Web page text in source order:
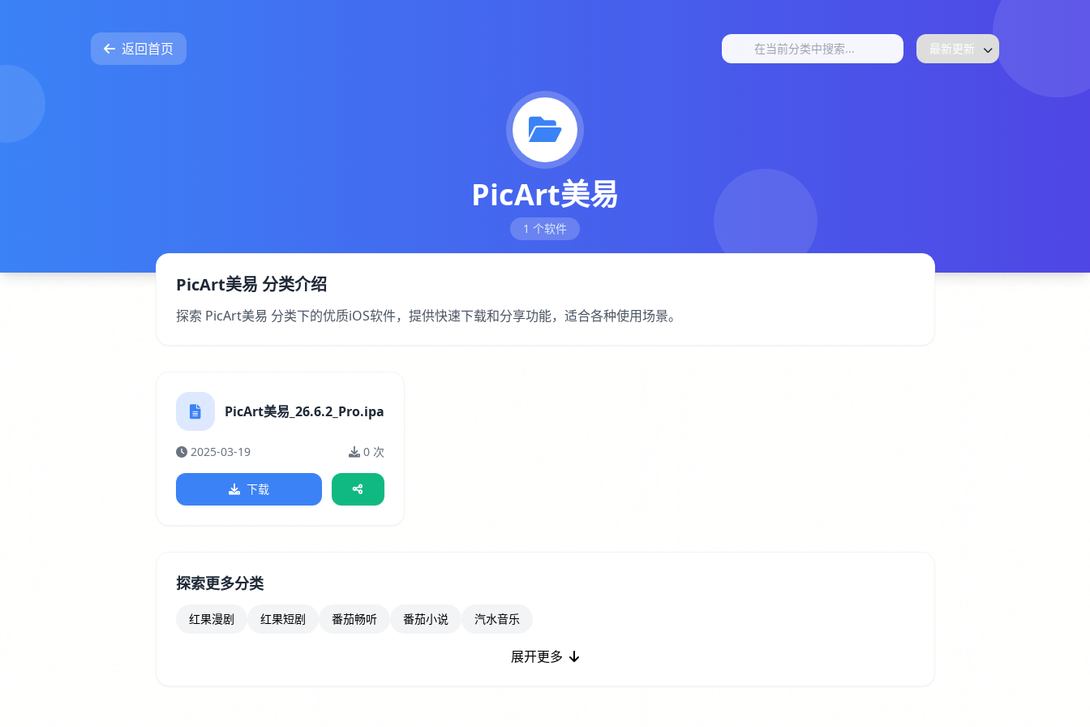
返回首页
PicArt美易
1 个软件
PicArt美易 分类介绍
探索 PicArt美易 分类下的优质iOS软件，提供快速下载和分享功能，适合各种使用场景。
PicArt美易_26.6.2_Pro.ipa
2025-03-19 0 次
下载
探索更多分类
红果漫剧 红果短剧 番茄畅听 番茄小说 汽水音乐
展开更多